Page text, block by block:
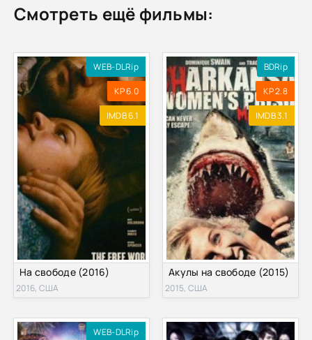
Смотреть ещё фильмы:
WEB-DLRip
KP 6.0
IMDB 6.1
На свободе (2016)
2016, США
BDRip
KP 2.8
IMDB 3.1
Акулы на свободе (2015)
2015, США
WEB-DLRip